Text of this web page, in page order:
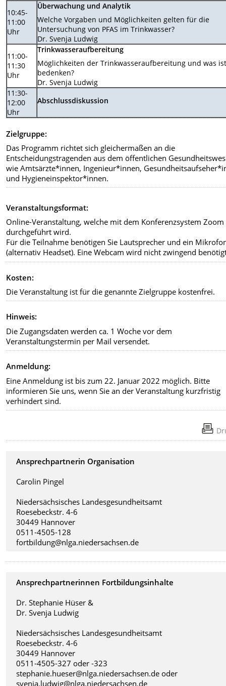
10:45-
11:00
Uhr
Überwachung und Analytik
Welche Vorgaben und Möglichkeiten gelten für die
Untersuchung von PFAS im Trinkwasser?
Dr. Svenja Ludwig
11:00-
11:30
Uhr
Trinkwasseraufbereitung
Möglichkeiten der Trinkwasseraufbereitung und was
bedenken?
Dr. Svenja Ludwig
11:30-
12:00
Uhr
Abschlussdiskussion
Zielgruppe:
Das Programm richtet sich gleichermaßen an die
Entscheidungstragenden aus dem öffentlichen
wie Amtsärzte*innen, Ingenieur*innen,
und Hygieneinspektor*innen.
Veranstaltungsformat:
Online-Veranstaltung, welche mit dem Konferenzsystem Zoom
durchgeführt wird.
Für die Teilnahme benötigen Sie Lautsprecher und ein
(alternativ Headset). Eine Webcam wird nicht zwingend
Kosten:
Die Veranstaltung ist für die genannte Zielgruppe kostenfrei.
Hinweis:
Die Zugangsdaten werden ca. 1 Woche vor dem
Veranstaltungstermin per Mail versendet.
Anmeldung:
Eine Anmeldung ist bis zum 22. Januar 2022 möglich. Bitte
informieren Sie uns, wenn Sie an der Veranstaltung kurzfristig
verhindert sind.
Ansprechpartnerin Organisation
Carolin Pingel
Niedersächsisches Landesgesundheitsamt
Roesebeckstr. 4-6
30449 Hannover
0511-4505-128
fortbildung@nlga.niedersachsen.de
Ansprechpartnerinnen Fortbildungsinhalte
Dr. Stephanie Hüser &
Dr. Svenja Ludwig
Niedersächsisches Landesgesundheitsamt
Roesebeckstr. 4-6
30449 Hannover
0511-4505-327 oder -323
stephanie.hueser@nlga.niedersachsen.de oder
svenja.ludwig@nlga.niedersachsen.de